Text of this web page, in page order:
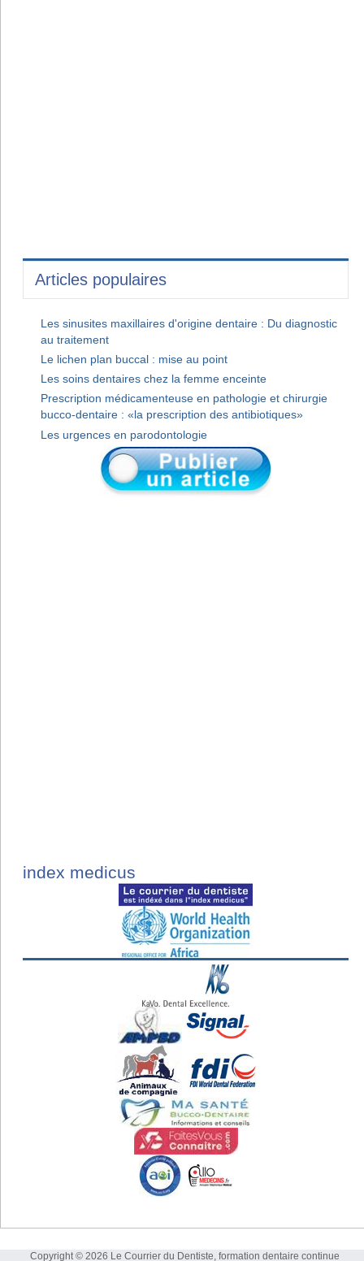
Articles populaires
Les sinusites maxillaires d'origine dentaire : Du diagnostic
au traitement
Le lichen plan buccal : mise au point
Les soins dentaires chez la femme enceinte
Prescription médicamenteuse en pathologie et chirurgie
bucco-dentaire : «la prescription des antibiotiques»
Les urgences en parodontologie
index medicus
Copyright © 2026 Le Courrier du Dentiste, formation dentaire continue